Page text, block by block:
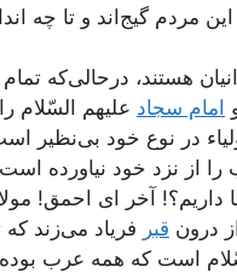
مردم گیج‌اند و تا چه‌
هستند، در‌حالی‌که
امام سجاد علیهم السّلام
در نوع خود بی‌نظیر
را از نزد خود نیاورده
داریم؟! آخر ای احمق!
درون قبر فریاد می‌زند
است که همه عرب